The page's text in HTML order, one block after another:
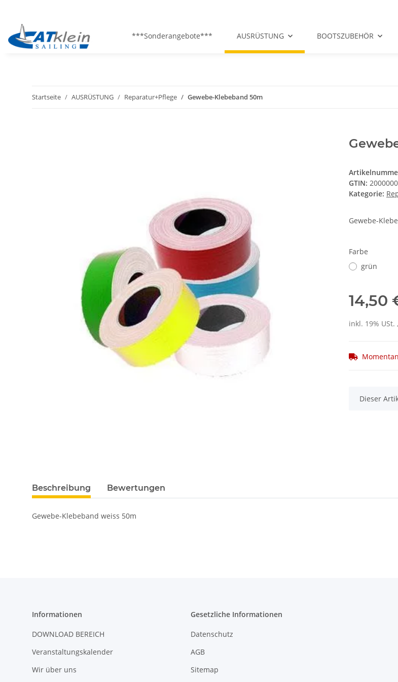
***Sonderangebote*** AUSRÜSTUNG BOOTSZUBEHÖR
Startseite AUSRÜSTUNG Reparatur+Pflege Gewebe-Klebeband 50m
GTIN:
Kategorie:
Gewebe-
Farbe
grün
14,50
inkl. 19% USt.
x
Dieser
Beschreibung Bewertungen
Gewebe-Klebeband weiss 50m
Informationen
DOWNLOAD BEREICH
Veranstaltungskalender
Wir über uns
Gesetzliche Informationen
Datenschutz
AGB
Sitemap